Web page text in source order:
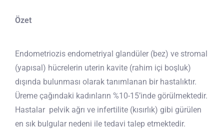
Özet
Endometriozis endometriyal glandüler (bez) ve stromal
(yapısal) hücrelerin uterin kavite (rahim içi boşluk)
dışında bulunması olarak tanımlanan bir hastalıktır.
Üreme çağındaki kadınların %10-15’inde görülmektedir.
Hastalar pelvik ağrı ve infertilite (kısırlık) gibi gürülen
en sık bulgular nedeni ile tedavi talep etmektedir.